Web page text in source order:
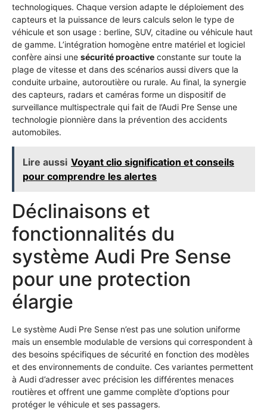
technologiques. Chaque version adapte le déploiement des
capteurs et la puissance de leurs calculs selon le type de
véhicule et son usage : berline, SUV, citadine ou véhicule haut
de gamme. L’intégration homogène entre matériel et logiciel
confère ainsi une sécurité proactive constante sur toute la
plage de vitesse et dans des scénarios aussi divers que la
conduite urbaine, autoroutière ou rurale. Au final, la synergie
des capteurs, radars et caméras forme un dispositif de
surveillance multispectrale qui fait de l’Audi Pre Sense une
technologie pionnière dans la prévention des accidents
automobiles.
Lire aussi Voyant clio signification et conseils
pour comprendre les alertes
Déclinaisons et
fonctionnalités du
système Audi Pre Sense
pour une protection
élargie
Le système Audi Pre Sense n’est pas une solution uniforme
mais un ensemble modulable de versions qui correspondent à
des besoins spécifiques de sécurité en fonction des modèles
et des environnements de conduite. Ces variantes permettent
à Audi d’adresser avec précision les différentes menaces
routières et offrent une gamme complète d’options pour
protéger le véhicule et ses passagers.